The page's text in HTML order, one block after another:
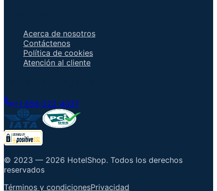
Acerca de nosotros
Contáctenos
Política de cookies
Atención al cliente
+1 858-222-4037
© 2023 — 2026 HotelShop. Todos los derechos
reservados
Términos y condicionesPrivacidad